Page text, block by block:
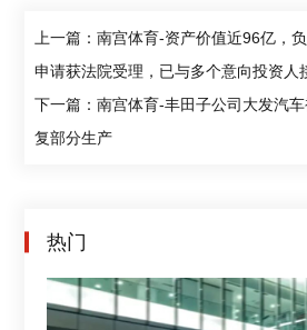
上一篇：南宫体育-资产价值近96亿，
申请获法院受理，已与多个意向投资人
下一篇：南宫体育-丰田子公司大发汽
复部分生产
热门